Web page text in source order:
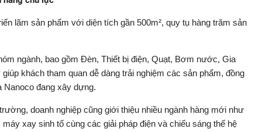
lãm sản phẩm với diện tích gần 500m², quy tụ hàng trăm sản
ngành, bao gồm Đèn, Thiết bị điện, Quạt, Bơm nước, Gia
khách tham quan dễ dàng trải nghiệm các sản phẩm, đồng
Nanoco đang xây dựng.
doanh nghiệp cũng giới thiệu nhiều ngành hàng mới như
xay sinh tố cùng các giải pháp điện và chiếu sáng thế hệ